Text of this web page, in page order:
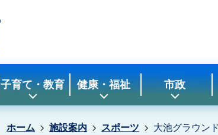
子育て・教育 健康・福祉 市政
ホーム 施設案内 スポーツ 大池グラウンド